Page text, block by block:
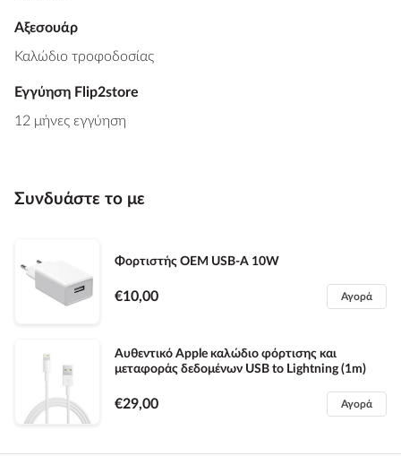
Αξεσουάρ
Καλώδιο τροφοδοσίας
Εγγύηση Flip2store
12 μήνες εγγύηση
Συνδυάστε το με
Φορτιστής OEM USB-A 10W
€10,00 Αγορά
Αυθεντικό Apple καλώδιο φόρτισης και
μεταφοράς δεδομένων USB to Lightning (1m)
€29,00 Αγορά